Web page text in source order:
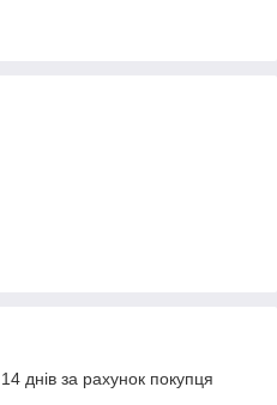
днів за рахунок покупця